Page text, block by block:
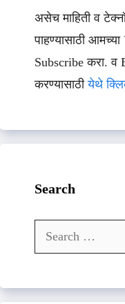
असेच माहिती व
पाहण्यासाठी
Subscribe करा. व
करण्यासाठीयेथे
Search
Search
for: